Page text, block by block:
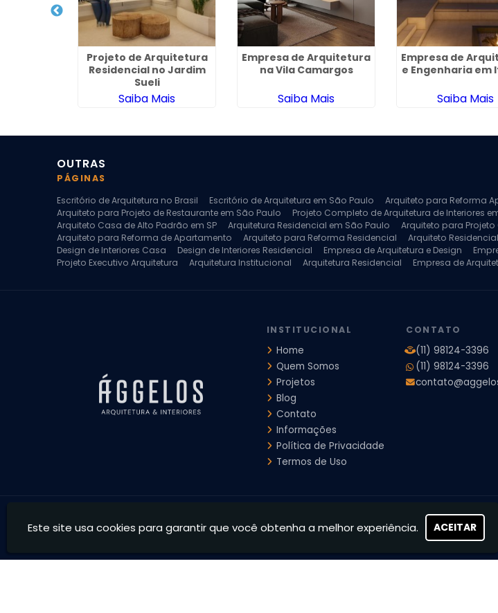
Projeto de Arquitetura
Residencial no Jardim
Sueli
Saiba Mais
Empresa de Arquitetura
na Vila Camargos
Saiba Mais
Empresa de
e Engenharia em
Saiba Mais
OUTRAS
PÁGINAS
Escritório de Arquitetura no Brasil
Escritório de Arquitetura em São Paulo Arquiteto para Reforma
Arquiteto para Projeto de Restaurante em São Paulo
Projeto Completo de Arquitetura de Interiores
Arquiteto Casa de Alto Padrão em SP
Arquitetura Residencial em São Paulo Arquiteto para
Arquiteto para Reforma de Apartamento
Arquiteto para Reforma Residencial Arquiteto Residencial
Design de Interiores Casa
Design de Interiores Residencial Empresa de Arquitetura e Design
Projeto Executivo Arquitetura
Arquitetura Institucional Arquitetura Residencial Empresa de
INSTITUCIONAL
Home
Quem Somos
Projetos
Blog
Contato
Informações
Política de Privacidade
Termos de Uso
CONTATO
(11) 98124-3396
(11) 98124-3396
CNPJ: 39.828.426/0001-73
Este site usa cookies para garantir que você obtenha a melhor experiência. ACEITAR